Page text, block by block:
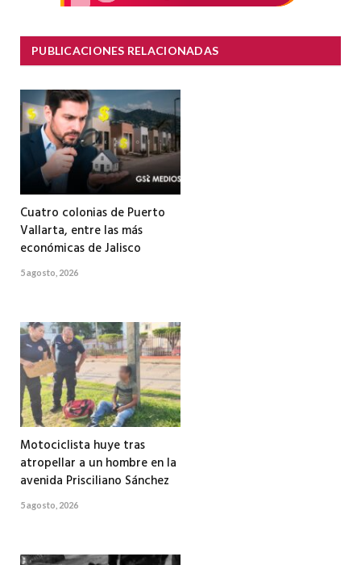
PUBLICACIONES RELACIONADAS
Cuatro colonias de Puerto
Vallarta, entre las más
económicas de Jalisco
5 agosto, 2026
Motociclista huye tras
atropellar a un hombre en la
avenida Prisciliano Sánchez
5 agosto, 2026